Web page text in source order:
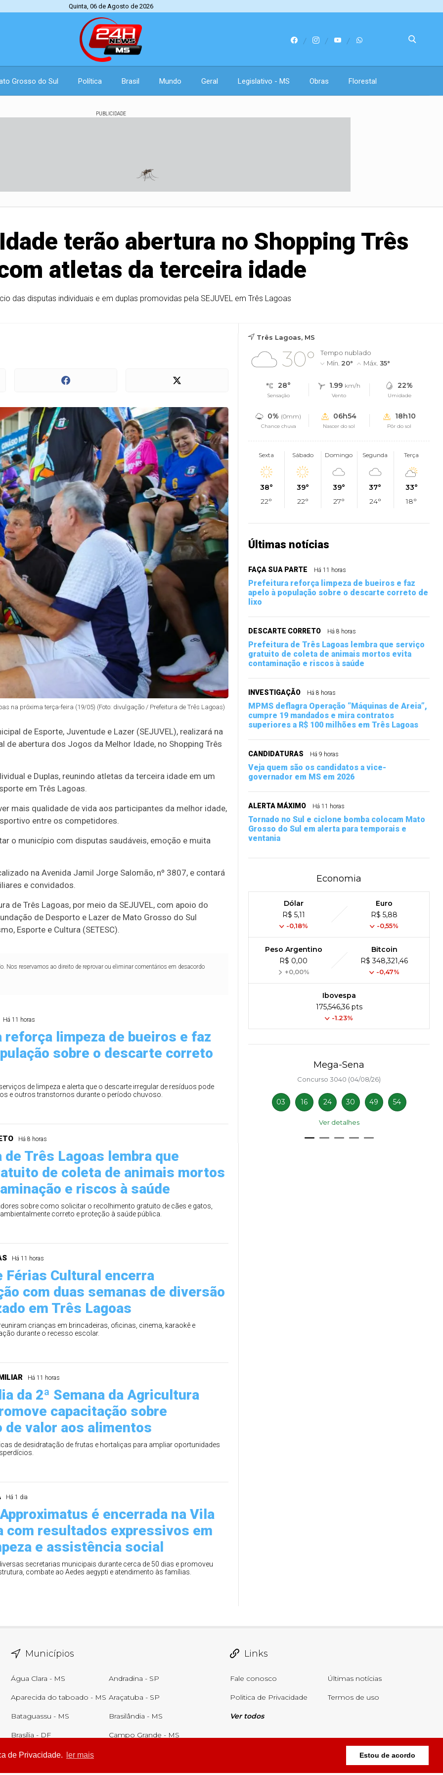
de Privacidade. ler mais Estou de acordo
Quinta, 06 de Agosto de 2026
Grosso do Sul Política Brasil Mundo Geral Legislativo - MS Obras Florestal
PUBLICIDADE
terão abertura no Shopping Três
atletas da terceira idade
das disputas individuais e em duplas promovidas pela SEJUVEL em Três Lagoas
na próxima terça-feira (19/05) (Foto: divulgação / Prefeitura de Três Lagoas)
de Esporte, Juventude e Lazer (SEJUVEL), realizará na
abertura dos Jogos da Melhor Idade, no Shopping Três
e Duplas, reunindo atletas da terceira idade em um
em Três Lagoas.
mais qualidade de vida aos participantes da melhor idade,
entre os competidores.
o município com disputas saudáveis, emoção e muita
na Avenida Jamil Jorge Salomão, nº 3807, e contará
e convidados.
de Três Lagoas, por meio da SEJUVEL, com apoio do
de Desporto e Lazer de Mato Grosso do Sul
Esporte e Cultura (SETESC).
Nos reservamos ao direito de reprovar ou eliminar comentários em desacordo
Há 11 horas
limpeza de bueiros e faz
sobre o descarte correto
de limpeza e alerta que o descarte irregular de resíduos pode
e outros transtornos durante o período chuvoso.
Há 8 horas
Três Lagoas lembra que
de coleta de animais mortos
e riscos à saúde
sobre como solicitar o recolhimento gratuito de cães e gatos,
correto e proteção à saúde pública.
Há 11 horas
Férias Cultural encerra
com duas semanas de diversão
em Três Lagoas
crianças em brincadeiras, oficinas, cinema, karaokê e
durante o recesso escolar.
Há 11 horas
da 2ª Semana da Agricultura
capacitação sobre
de valor aos alimentos
de desidratação de frutas e hortaliças para ampliar oportunidades
Há 1 dia
é encerrada na Vila
com resultados expressivos em
e assistência social
secretarias municipais durante cerca de 50 dias e promoveu
combate ao Aedes aegypti e atendimento às famílias.
Três Lagoas, MS
30°
Tempo nublado
Mín. 20° Máx. 35°
28°
Sensação
1.99 km/h
Vento
22%
Umidade
0% (0mm)
Chance chuva
06h54
Nascer do sol
18h10
Pôr do sol
Sexta
38°
22°
Sábado
39°
22°
Domingo
39°
27°
Segunda
37°
24°
Terça
33°
18°
Últimas notícias
FAÇA SUA PARTE Há 11 horas
Prefeitura reforça limpeza de bueiros e faz
apelo à população sobre o descarte correto de
lixo
DESCARTE CORRETO Há 8 horas
Prefeitura de Três Lagoas lembra que serviço
gratuito de coleta de animais mortos evita
contaminação e riscos à saúde
INVESTIGAÇÃO Há 8 horas
MPMS deflagra Operação “Máquinas de Areia”,
cumpre 19 mandados e mira contratos
superiores a R$ 100 milhões em Três Lagoas
CANDIDATURAS Há 9 horas
Veja quem são os candidatos a vice-
governador em MS em 2026
ALERTA MÁXIMO Há 11 horas
Tornado no Sul e ciclone bomba colocam Mato
Grosso do Sul em alerta para temporais e
ventania
Economia
Dólar
R$ 5,11
-0,18%
Euro
R$ 5,88
-0,55%
Peso Argentino
R$ 0,00
+0,00%
Bitcoin
R$ 348,321,46
-0,47%
Ibovespa
175,546,36 pts
-1.23%
56 61
74 93
Ver detalhes
Mega-Sena
Concurso 3040 (04/08/26)
03 16 24 30 49 54
Ver detalhes
Municípios
Água Clara - MS Andradina - SP
Aparecida do taboado - MS Araçatuba - SP
Bataguassu - MS Brasilândia - MS
Brasília - DF Campo Grande - MS
Castilho - SP
Ver todos
Links
Fale conosco Últimas notícias
Politica de Privacidade Termos de uso
Ver todos